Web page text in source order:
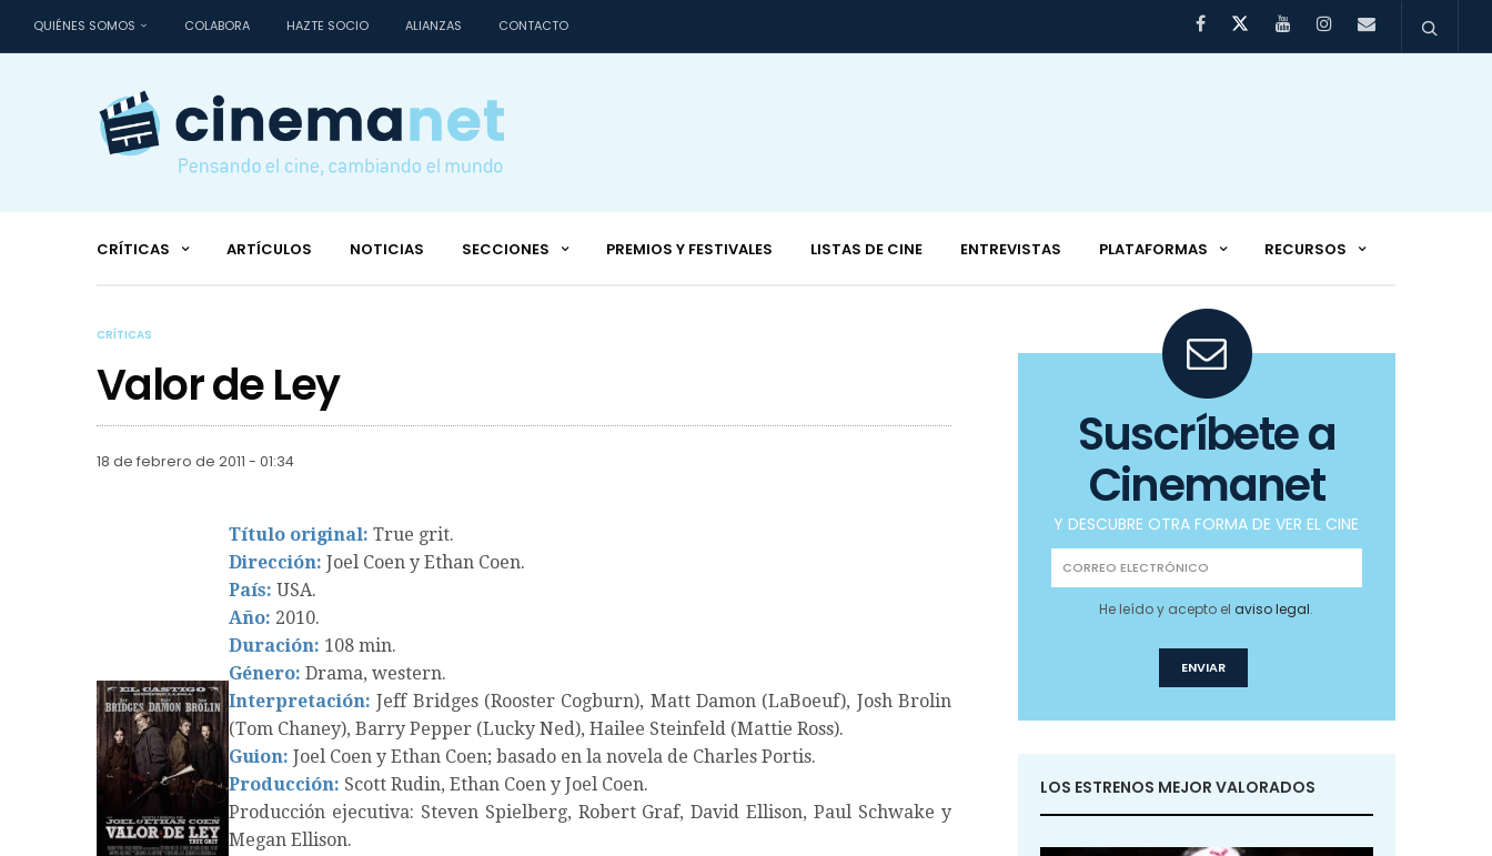
QUIÉNES SOMOS COLABORA HAZTE SOCIO ALIANZAS CONTACTO
CRÍTICAS ARTÍCULOS NOTICIAS SECCIONES PREMIOS Y FESTIVALES LISTAS DE CINE ENTREVISTAS PLATAFORMAS RECURSOS
CRÍTICAS
Valor de Ley
18 de febrero de 2011 - 01:34
Título original: True grit.
Dirección: Joel Coen y Ethan Coen.
País: USA.
Año: 2010.
Duración: 108 min.
Género: Drama, western.
Interpretación: Jeff Bridges (Rooster Cogburn), Matt Damon (LaBoeuf), Josh Brolin
(Tom Chaney), Barry Pepper (Lucky Ned), Hailee Steinfeld (Mattie Ross).
Guion: Joel Coen y Ethan Coen; basado en la novela de Charles Portis.
Producción: Scott Rudin, Ethan Coen y Joel Coen.
Producción ejecutiva: Steven Spielberg, Robert Graf, David Ellison, Paul Schwake y
Megan Ellison.
Suscríbete a
Cinemanet
Y DESCUBRE OTRA FORMA DE VER EL CINE
He leído y acepto elaviso legal.
LOS ESTRENOS MEJOR VALORADOS